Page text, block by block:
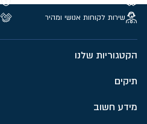
שירות לקוחות אנושי ומהיר
הקטגוריות שלנו
תיקים
מידע חשוב